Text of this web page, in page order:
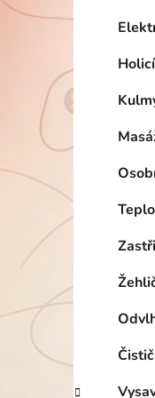
p
n
e
l